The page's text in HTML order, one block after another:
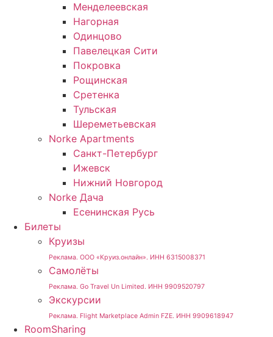
Менделеевская
Нагорная
Одинцово
Павелецкая Сити
Покровка
Рощинская
Сретенка
Тульская
Шереметьевская
Norke Apartments
Санкт-Петербург
Ижевск
Нижний Новгород
Norke Дача
Есенинская Русь
Билеты
Круизы
Реклама. ООО «Круиз.онлайн». ИНН 6315008371
Самолёты
Реклама. Go Travel Un Limited. ИНН 9909520797
Экскурсии
Реклама. Flight Marketplace Admin FZE. ИНН 9909618947
RoomSharing